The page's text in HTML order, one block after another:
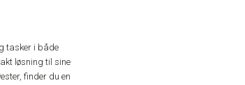
tasker i både
løsning til sine
finder du en